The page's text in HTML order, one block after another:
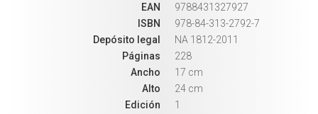
EAN
9788431327927
ISBN
978-84-313-2792-7
Depósito legal
NA 1812-2011
Páginas
228
Ancho
17 cm
Alto
24 cm
Edición
1